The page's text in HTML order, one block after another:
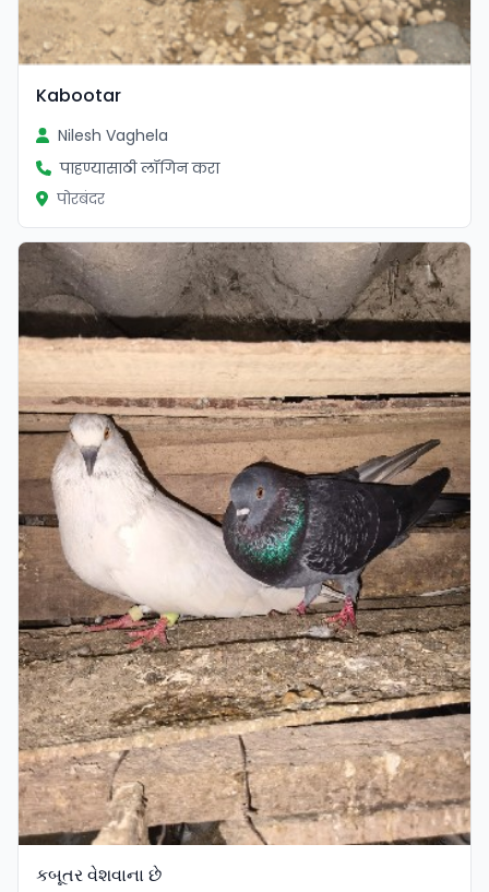
Kabootar
Nilesh Vaghela
पाहण्यासाठी लॉगिन करा
पोरबंदर
કબૂતર વેશવાના છે